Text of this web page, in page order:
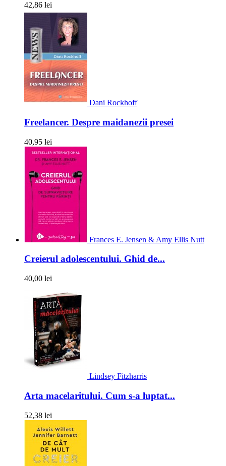
42,86 lei
Dani Rockhoff
Freelancer. Despre maidanezii presei
40,95 lei
Frances E. Jensen & Amy Ellis Nutt
Creierul adolescentului. Ghid de...
40,00 lei
Lindsey Fitzharris
Arta macelaritului. Cum s-a luptat...
52,38 lei